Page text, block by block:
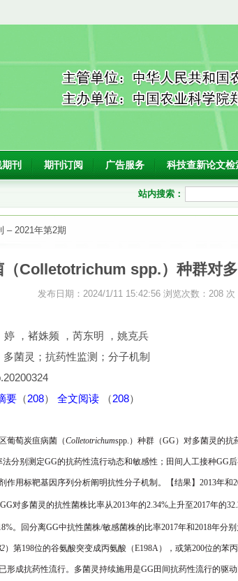
刊 期刊订阅 广告服务 科技查新论文检
站内搜索：
– 2021年第2期
（Colletotrichum spp.）种群对
发布日期：2024/1/11 15:42:56 浏览次数： 208 次
，褚姝频 ，芮东明 ，姚克兵
菌灵；抗药性监测；分子机制
要 （208） 全文阅读 （208）
葡萄炭疽病菌（Colletotrichumspp. ）种群（GG）对多菌灵的抗
分别测定GG的抗药性流行动态和敏感性；田间人工接种GG
作用标靶基因序列分析阐明抗性分子机制。 【结果】 2013年和
GG对多菌灵的抗性菌株比率从2013年的2.34%上升至2017年的
。回分离GG中抗性菌株/敏感菌株的比率2017年和2018年分别
）第198位的谷氨酸突变成丙氨酸（E198A），或第200位的苯
形成抗药性流行。多菌灵持续施用是GG田间抗药性流行的驱动